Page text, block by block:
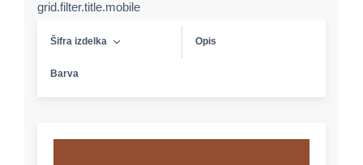
grid.filter.title.mobile
Šifra izdelka Opis
Barva